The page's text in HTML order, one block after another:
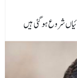
شروع ہو گئی ہیں